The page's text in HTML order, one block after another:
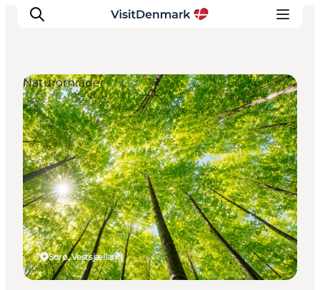
Inspiration
Destinationer
Oplevelser
Overnatning
Planlæg ferien
Sorø, Vestsjælland
Naturområder